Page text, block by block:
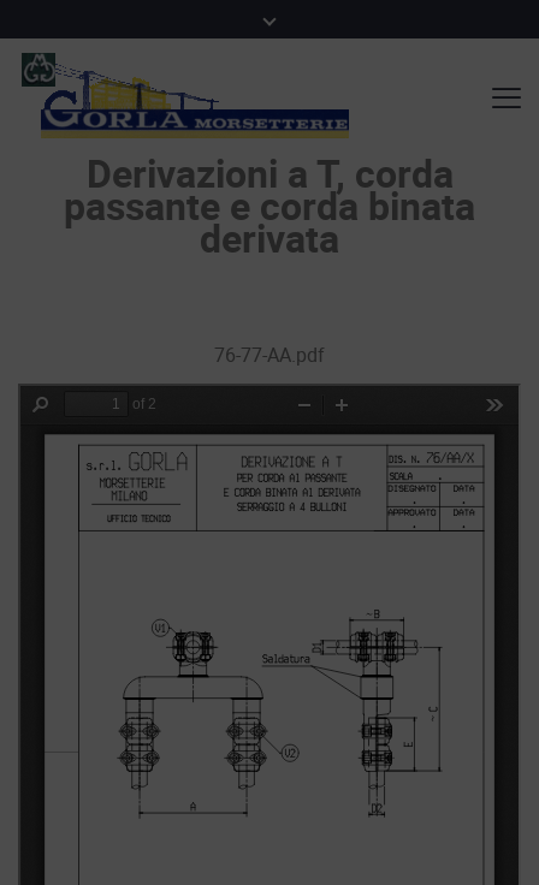
Derivazioni a T, corda
passante e corda binata
derivata
76-77-AA.pdf